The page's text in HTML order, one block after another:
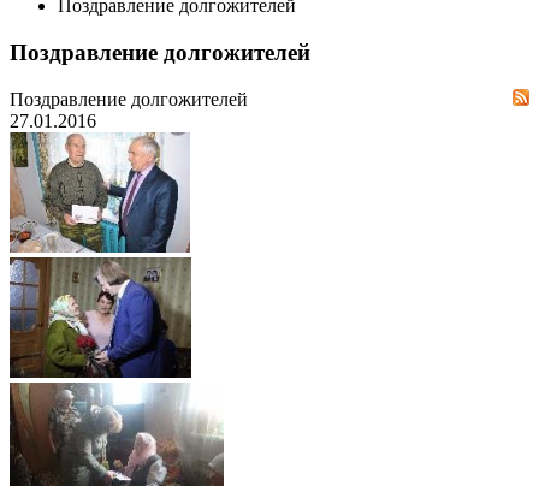
Поздравление долгожителей
Поздравление долгожителей
Поздравление долгожителей
27.01.2016